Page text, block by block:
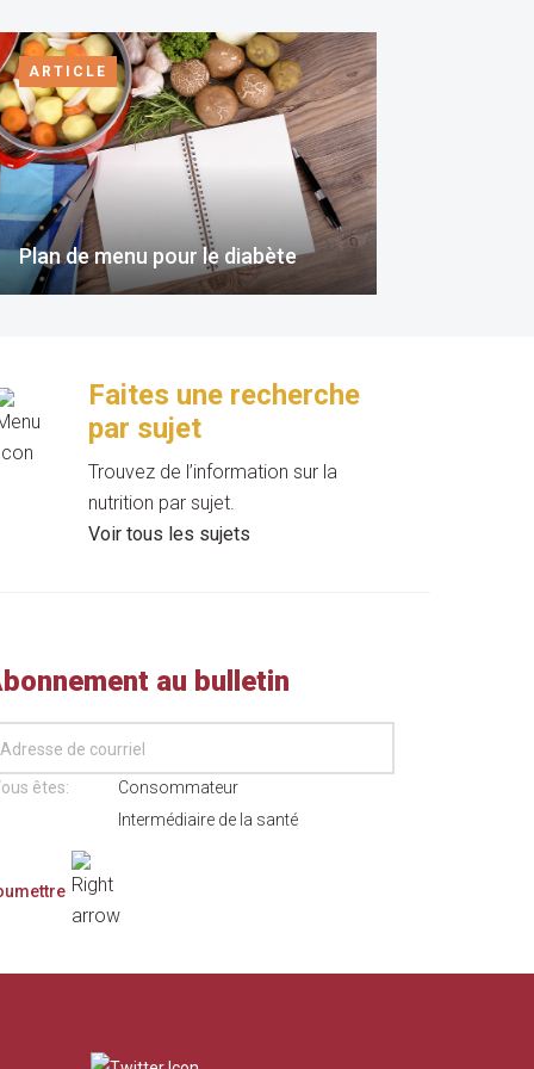
ARTICLE
Plan de menu pour le diabète
Faites une recherche
par sujet
Trouvez de l’information sur la
nutrition par sujet.
Voir tous les sujets
au bulletin
êtes:
Consommateur
Intermédiaire de la santé